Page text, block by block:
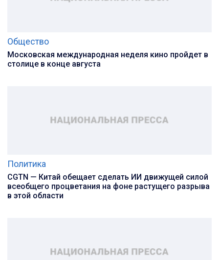
Общество
Московская международная неделя кино пройдет в
столице в конце августа
Политика
CGTN — Китай обещает сделать ИИ движущей силой
всеобщего процветания на фоне растущего разрыва
в этой области